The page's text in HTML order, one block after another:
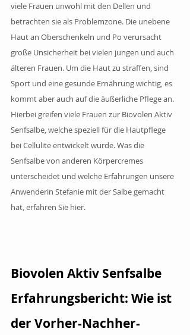
viele Frauen unwohl mit den Dellen und
betrachten sie als Problemzone. Die unebene
Haut an Oberschenkeln und Po verursacht
große Unsicherheit bei vielen jungen und auch
älteren Frauen. Um die Haut zu straffen, sind
Sport und eine gesunde Ernährung wichtig, es
kommt aber auch auf die äußerliche Pflege an.
Hierbei greifen viele Frauen zur Biovolen Aktiv
Senfsalbe, welche speziell für die Hautpflege
bei Cellulite entwickelt wurde. Was die
Senfsalbe von anderen Körpercremes
unterscheidet und welche Erfahrungen unsere
Anwenderin Stefanie mit der Salbe gemacht
hat, erfahren Sie hier.
Biovolen Aktiv Senfsalbe
Erfahrungsbericht: Wie ist
der Vorher-Nachher-